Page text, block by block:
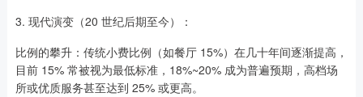
3. 现代演变（20 世纪后期至今）：
比例的攀升：传统小费比例（如餐厅 15%）在几十年间逐渐提高，
目前 15% 常被视为最低标准，18%~20% 成为普遍预期，高档场
所或优质服务甚至达到 25% 或更高。